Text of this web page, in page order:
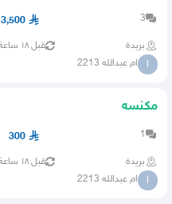
3
3,500
بريدة قبل ١٨ ساعة
ا ام عبدالله 2213
مكنسه
1
300
بريدة قبل ١٨ ساعة
ا ام عبدالله 2213